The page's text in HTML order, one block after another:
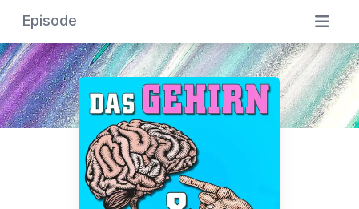
Episode